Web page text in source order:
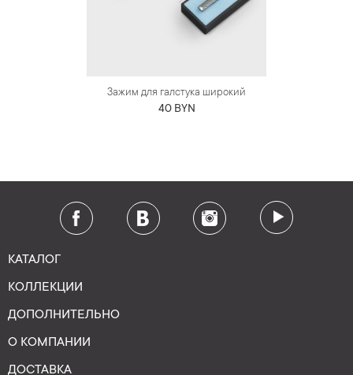
Зажим для галстука широкий
40 BYN
КАТАЛОГ
КОЛЛЕКЦИИ
ДОПОЛНИТЕЛЬНО
О КОМПАНИИ
ДОСТАВКА